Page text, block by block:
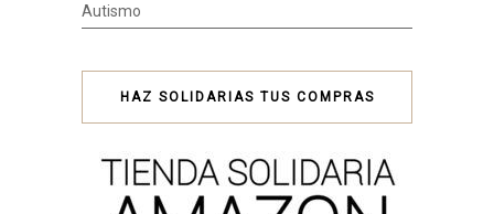
Autismo
HAZ SOLIDARIAS TUS COMPRAS